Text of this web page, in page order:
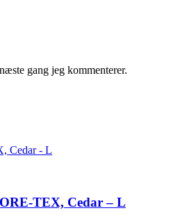
gang jeg kommenterer.
TEX, Cedar – L